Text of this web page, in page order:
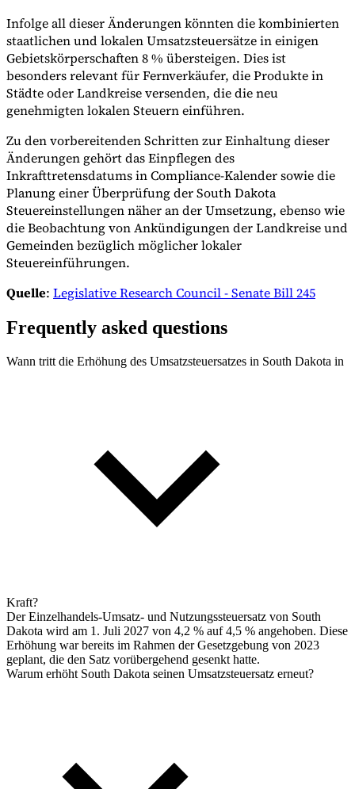
Infolge all dieser Änderungen könnten die kombinierten
staatlichen und lokalen Umsatzsteuersätze in einigen
Gebietskörperschaften 8 % übersteigen. Dies ist
besonders relevant für Fernverkäufer, die Produkte in
Städte oder Landkreise versenden, die die neu
genehmigten lokalen Steuern einführen.
Zu den vorbereitenden Schritten zur Einhaltung dieser
Änderungen gehört das Einpflegen des
Inkrafttretensdatums in Compliance-Kalender sowie die
Planung einer Überprüfung der South Dakota
Steuereinstellungen näher an der Umsetzung, ebenso wie
die Beobachtung von Ankündigungen der Landkreise und
Gemeinden bezüglich möglicher lokaler
Steuereinführungen.
Quelle: Legislative Research Council - Senate Bill 245
Frequently asked questions
Wann tritt die Erhöhung des Umsatzsteuersatzes in South Dakota in
Kraft?
Der Einzelhandels-Umsatz- und Nutzungssteuersatz von South
Dakota wird am 1. Juli 2027 von 4,2 % auf 4,5 % angehoben. Diese
Erhöhung war bereits im Rahmen der Gesetzgebung von 2023
geplant, die den Satz vorübergehend gesenkt hatte.
Warum erhöht South Dakota seinen Umsatzsteuersatz erneut?